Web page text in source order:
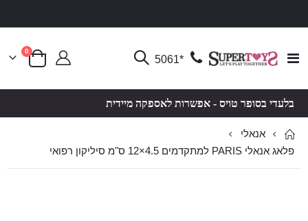
Toggle
*5061 סל קניות
0פריטים
בלעדי בסופר טויס - אפשרות לאספקה מיידית
אנאלי
פלאג אנאלי PARIS למתקדמים 4.5×12 ס"מ סיליקון רפואי